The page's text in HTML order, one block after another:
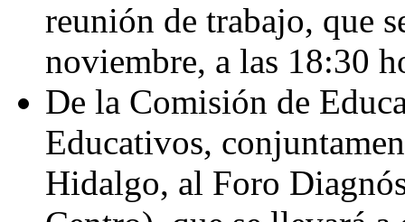
reunión de trabajo, que
noviembre, a las 18:30
De la Comisión de
Educativos,
Hidalgo, al Foro